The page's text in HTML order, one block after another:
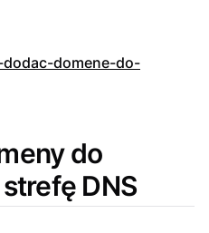
domene-do-
do
DNS